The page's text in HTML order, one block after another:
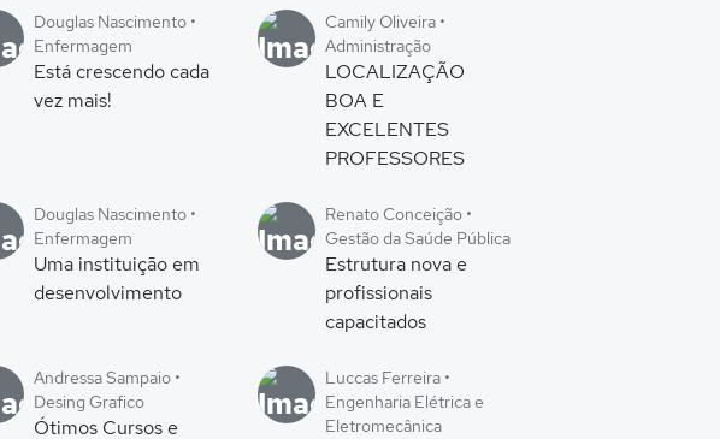
Douglas Nascimento •
Enfermagem
Está crescendo cada
vez mais!
Camily Oliveira •
Administração
LOCALIZAÇÃO
BOA E
EXCELENTES
PROFESSORES
Douglas Nascimento •
Enfermagem
Uma instituição em
desenvolvimento
Renato Conceição •
Gestão da Saúde Pública
Estrutura nova e
profissionais
capacitados
Andressa Sampaio •
Desing Grafico
Ótimos Cursos e
Luccas Ferreira •
Engenharia Elétrica e
Eletromecânica